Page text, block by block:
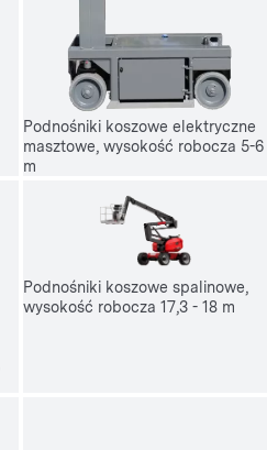
Podnośniki koszowe elektryczne
masztowe, wysokość robocza 5-6
m
Podnośniki koszowe spalinowe,
wysokość robocza 17,3 - 18 m